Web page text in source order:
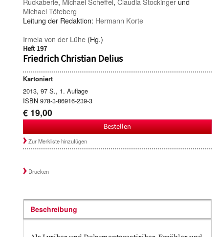
Michael Töteberg
Leitung der Redaktion: Hermann Korte
Irmela von der Lühe (Hg.)
Heft 197
Friedrich Christian Delius
Kartoniert
2013, 97 S., 1. Auflage
ISBN 978-3-86916-239-3
€ 19,00
Bestellen
Zur Merkliste hinzufügen
Drucken
Beschreibung